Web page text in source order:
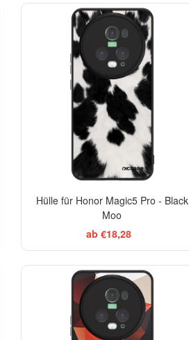
Hülle für Honor Magic5 Pro - Black
Moo
ab €18,28